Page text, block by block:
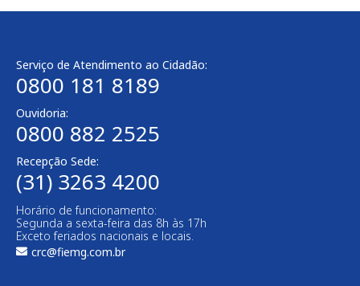
Serviço de Atendimento ao Cidadão:
0800 181 8189
Ouvidoria:
0800 882 2525​
Recepção Sede:
(31) 3263 4200
Horário de funcionamento:
Segunda a sexta-feira das 8h às 17h
Exceto feriados nacionais e locais.
crc@fiemg.com.br